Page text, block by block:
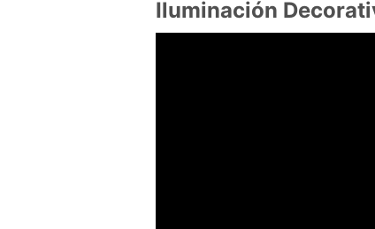
Iluminación